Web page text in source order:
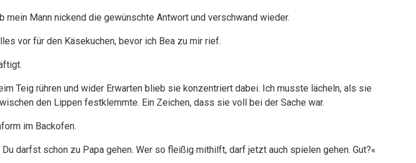
mein Mann nickend die gewünschte Antwort und verschwand wieder.
vor für den Käsekuchen, bevor ich Bea zu mir rief.
Teig rühren und wider Erwarten blieb sie konzentriert dabei. Ich musste lächeln, als sie
den Lippen festklemmte. Ein Zeichen, dass sie voll bei der Sache war.
im Backofen.
Du darfst schon zu Papa gehen. Wer so fleißig mithilft, darf jetzt auch spielen gehen. Gut?«